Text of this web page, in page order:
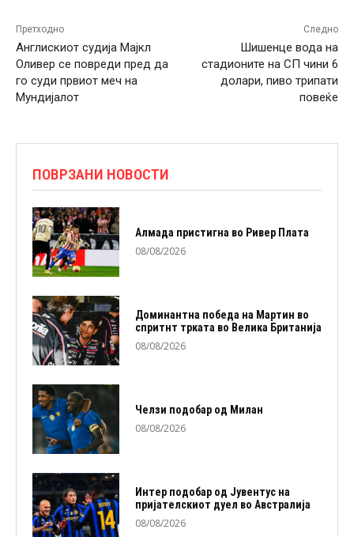
Претходно
Aнглискиот судија Мајкл
Оливер се повреди пред да
го суди првиот меч на
Мундијалот
Следно
Шишенце вода на
стадионите на СП чини 6
долари, пиво трипати
повеќе
ПОВРЗАНИ НОВОСТИ
Алмада пристигна во Ривер Плата
08/08/2026
Доминантна победа на Мартин во
спритнт трката во Велика Британија
08/08/2026
Челзи подобaр од Милан
08/08/2026
Интер подобар од Јувентус на
пријателскиот дуел во Австралија
08/08/2026